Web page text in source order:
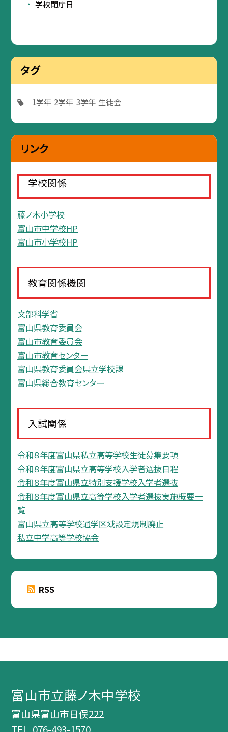
学校閉庁日
タグ
1学年 2学年 3学年 生徒会
リンク
学校関係
藤ノ木小学校
富山市中学校HP
富山市小学校HP
教育関係機関
文部科学省
富山県教育委員会
富山市教育委員会
富山市教育センター
富山県教育委員会県立学校課
富山県総合教育センター
入試関係
令和８年度富山県私立高等学校生徒募集要項
令和８年度富山県立高等学校入学者選抜日程
令和８年度富山県立特別支援学校入学者選抜
令和８年度富山県立高等学校入学者選抜実施概要一
覧
富山県立高等学校通学区域設定規制廃止
私立中学高等学校協会
RSS
富山市立藤ノ木中学校
富山県富山市日俣222